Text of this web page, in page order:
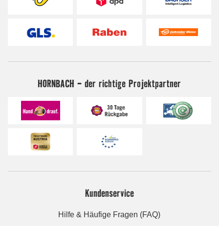
HORNBACH - der richtige Projektpartner
Kundenservice
Hilfe & Häufige Fragen (FAQ)